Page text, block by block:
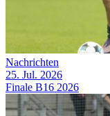
Nachrichten
25. Jul. 2026
Finale B16 2026